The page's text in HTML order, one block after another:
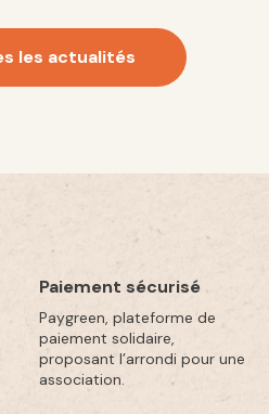
les actualités
Paiement sécurisé
Paygreen, plateforme de
paiement solidaire,
proposant l’arrondi pour une
association.